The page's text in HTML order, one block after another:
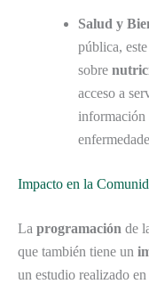
Salud y
pública,
sobre
acceso a
información
Impacto en la
La programación de
que también tiene un
un estudio realizado